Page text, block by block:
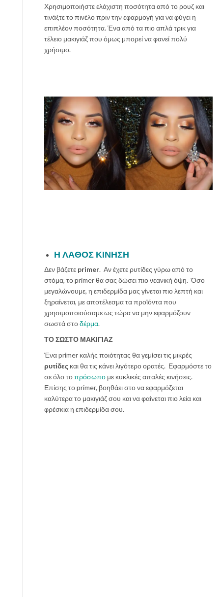
Χρησιμοποιήστε ελάχιστη ποσότητα από το ρουζ και
τινάξτε το πινέλο πριν την εφαρμογή για να φύγει η
επιπλέον ποσότητα. Ένα από τα πιο απλά τρικ για
τέλειο μακιγιάζ που όμως μπορεί να φανεί πολύ
χρήσιμο.
Η ΛΑΘΟΣ ΚΙΝΗΣΗ
Δεν βάζετε primer. Αν έχετε ρυτίδες γύρω από το
στόμα, το primer θα σας δώσει πιο νεανική όψη. Όσο
μεγαλώνουμε, η επιδερμίδα μας γίνεται πιο λεπτή και
ξηραίνεται, με αποτέλεσμα τα προϊόντα που
χρησιμοποιούσαμε ως τώρα να μην εφαρμόζουν
σωστά στοδέρμα.
ΤΟ ΣΩΣΤΟ ΜΑΚΙΓΙΑΖ
Ένα primer καλής ποιότητας θα γεμίσει τις μικρές
ρυτίδες και θα τις κάνει λιγότερο ορατές. Εφαρμόστε το
σε όλο τοπρόσωπο με κυκλικές απαλές κινήσεις.
Επίσης το primer, βοηθάει στο να εφαρμόζεται
καλύτερα το μακιγιάζ σου και να φαίνεται πιο λεία και
φρέσκια η επιδερμίδα σου.